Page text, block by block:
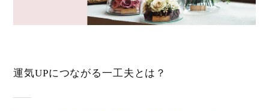
運気UPにつながる一工夫とは？